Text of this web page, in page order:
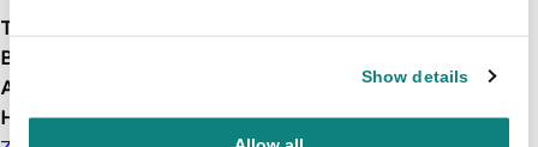
Show details
Taal
Bindwijze
Aantal pagina's
Hoofdauteur